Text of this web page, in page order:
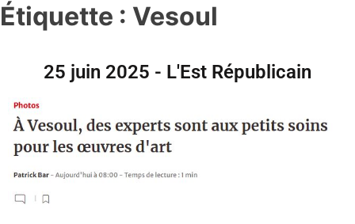
Étiquette : Vesoul
25 juin 2025 - L'Est Républicain